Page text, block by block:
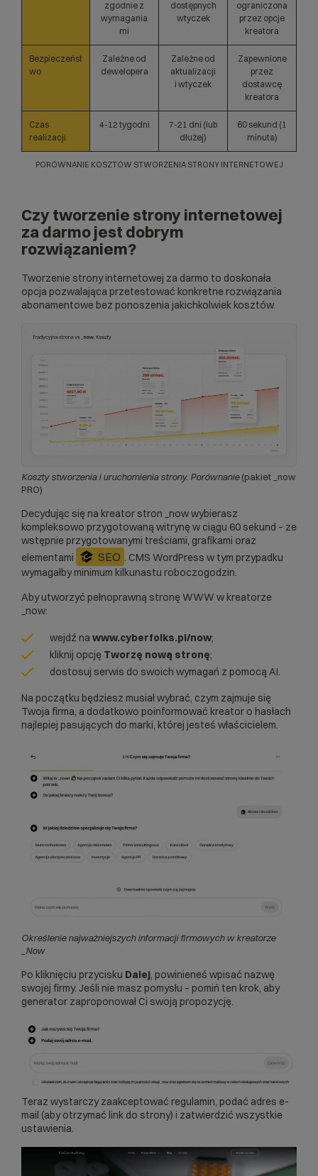
zgodnie z
wymagania
mi
dostępnych
wtyczek
ograniczona
przez opcje
kreatora
Bezpieczeńst
wo
Zależne od
dewelopera
Zależne od
aktualizacji
i wtyczek
Zapewnione
przez
dostawcę
kreatora
Czas
realizacji
4-12 tygodni
7-21 dni (lub
dłużej)
60 sekund (1
minuta)
PORÓWNANIE KOSZTÓW STWORZENIA STRONY INTERNETOWEJ
Czy tworzenie strony internetowej
za darmo jest dobrym
rozwiązaniem?
Tworzenie strony internetowej za darmo to doskonała
opcja pozwalająca przetestować konkretne rozwiązania
abonamentowe bez ponoszenia jakichkolwiek kosztów.
Koszty stworzenia i uruchomienia strony. Porównanie(pakiet _now
PRO)
Decydując się na kreator stron _now wybierasz
kompleksowo przygotowaną witrynę w ciągu 60 sekund – ze
wstępnie przygotowanymi treściami, grafikami oraz
elementami
SEO . CMS WordPress w tym przypadku
wymagałby minimum kilkunastu roboczogodzin.
Aby utworzyć pełnoprawną stronę WWW w kreatorze
_now:
wejdź na www.cyberfolks.pl/now;
kliknij opcję Tworzę nową stronę;
dostosuj serwis do swoich wymagań z pomocą AI.
Na początku będziesz musiał wybrać, czym zajmuje się
Twoja firma, a dodatkowo poinformować kreator o hasłach
najlepiej pasujących do marki, której jesteś właścicielem.
Określenie najważniejszych informacji firmowych w kreatorze
_Now
Po kliknięciu przycisku Dalej, powinieneś wpisać nazwę
swojej firmy. Jeśli nie masz pomysłu – pomiń ten krok, aby
generator zaproponował Ci swoją propozycję.
Teraz wystarczy zaakceptować regulamin, podać adres e-
mail (aby otrzymać link do strony) i zatwierdzić wszystkie
ustawienia.